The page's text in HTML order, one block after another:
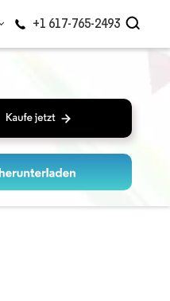
+1 617-765-2493